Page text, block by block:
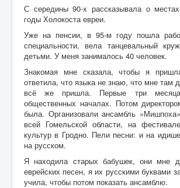
С середины 90-х рассказывала о
годы Холокоста евреи.
Уже на пенсии, в 95-м году пошла
специальности, вела танцевальный
детьми. У меня занималось 40 человек.
Знакомая мне сказала, чтобы я
ответила, что языка не знаю, что мне там
всё же пришла. Первые три
общественных началах. Потом
была. Организовали ансамбль
всей Гомельской области, на
культур в Гродно. Пели песни: и на
на русском.
Я находила старых бабушек, они мне
еврейских песен, я их русскими буквами
учила, чтобы потом показать ансамблю.